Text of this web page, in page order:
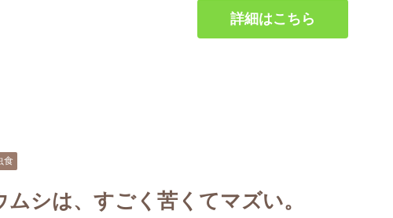
詳細はこちら
食
ムシは、すごく苦くてマズい。